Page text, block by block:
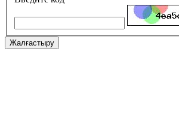
Жалғастыру